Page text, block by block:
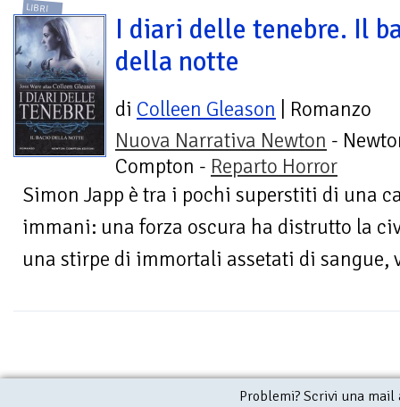
LIBRI
I diari delle tenebre. Il
della notte
di Colleen Gleason | Romanzo
Nuova Narrativa Newton -
Compton - Reparto Horror
Simon Japp è tra i pochi superstiti di una
immani: una forza oscura ha distrutto la
una stirpe di immortali assetati di sangue,
Problemi? Scrivi una